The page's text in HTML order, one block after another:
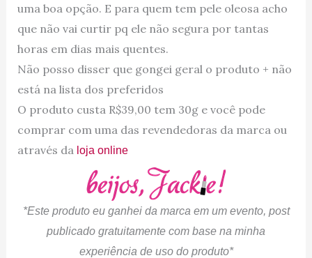
uma boa opção. E para quem tem pele oleosa acho
que não vai curtir pq ele não segura por tantas
horas em dias mais quentes.
Não posso disser que gongei geral o produto + não
está na lista dos preferidos
O produto custa R$39,00 tem 30g e você pode
comprar com uma das revendedoras da marca ou
através da loja online
*Este produto eu ganhei da marca em um evento, post
publicado gratuitamente com base na minha
experiência de uso do produto*